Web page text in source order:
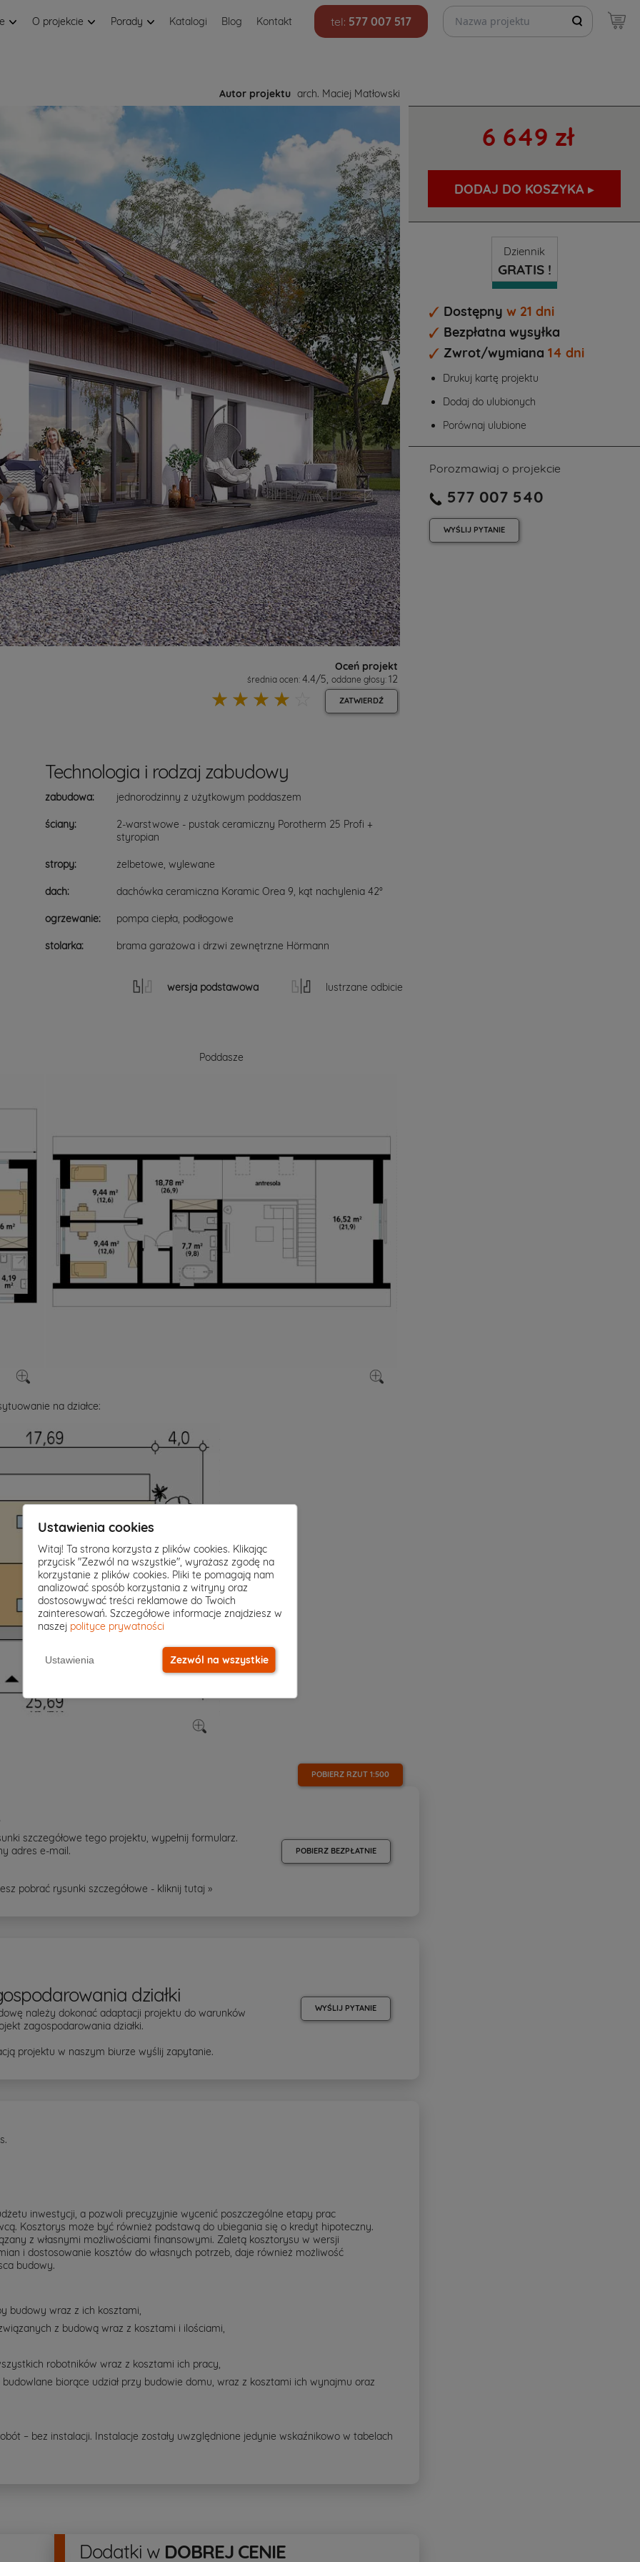
O projekcie Porady Katalogi Blog Kontakt tel: 577 007 517
Szukaj projektów
Autor projektu arch. Maciej Matłowski
Oceń projekt
średnia ocen: 4.4/5, oddane głosy: 12
☆
☆
☆
☆ ZATWIERDŹ
6 649 zł
DODAJ DO KOSZYKA ▸
Dziennik
GRATIS !
Dostępny w 21 dni
Bezpłatna wysyłka
Zwrot/wymiana 14 dni
Drukuj kartę projektu
Dodaj do ulubionych
Porównaj ulubione
Porozmawiaj o projekcie
577 007 540
WYŚLIJ PYTANIE
Technologia i rodzaj zabudowy
zabudowa: jednorodzinny z użytkowym poddaszem
ściany:
2-warstwowe - pustak ceramiczny Porotherm 25 Profi +
styropian
stropy: żelbetowe, wylewane
dach: dachówka ceramiczna Koramic Orea 9, kąt nachylenia 42°
ogrzewanie: pompa ciepła, podłogowe
stolarka: brama garażowa i drzwi zewnętrzne Hörmann
wersja podstawowa lustrzane odbicie
Poddasze
na działce:
POBIERZ RZUT 1:500
szczegółowe tego projektu, wypełnij formularz.
adres e-mail.
pobrać rysunki szczegółowe - kliknijtutaj »
POBIERZ BEZPŁATNIE
działki
należy dokonać adaptacji projektu do warunków
zagospodarowania działki.
projektu w naszym biurze wyślij zapytanie.
WYŚLIJ PYTANIE
inwestycji, a pozwoli precyzyjnie wycenić poszczególne etapy prac
Kosztorys może być również podstawą do ubiegania się o kredyt hipoteczny.
z własnymi możliwościami finansowymi. Zaletą kosztorysu w wersji
i dostosowanie kosztów do własnych potrzeb, daje również możliwość
budowy.
budowy wraz z ich kosztami,
z budową wraz z kosztami i ilościami,
robotników wraz z kosztami ich pracy,
biorące udział przy budowie domu, wraz z kosztami ich wynajmu oraz
– bez instalacji. Instalacje zostały uwzględnione jedynie wskaźnikowo w tabelach
Dodatki w DOBREJ CENIE
Ustawienia cookies
Witaj! Ta strona korzysta z plików cookies. Klikając
przycisk "Zezwól na wszystkie", wyrażasz zgodę na
korzystanie z plików cookies. Pliki te pomagają nam
analizować sposób korzystania z witryny oraz
dostosowywać treści reklamowe do Twoich
zainteresowań. Szczegółowe informacje znajdziesz w
naszej polityce prywatności
Ustawienia Zezwól na wszystkie